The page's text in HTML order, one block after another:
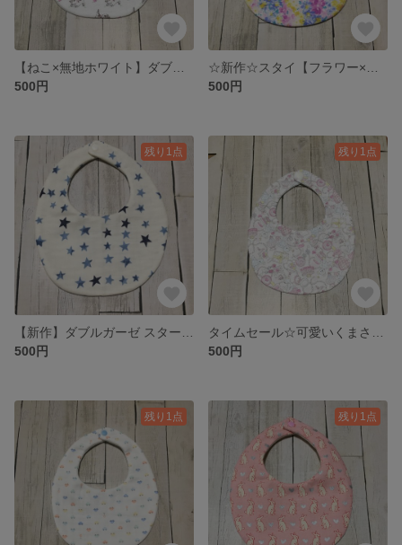
500円
500円
残り1点
500円
残り1点
500円
残り1点 残り1点